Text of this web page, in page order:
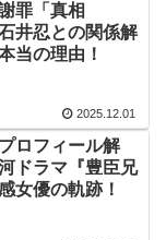
罪「真相
井忍との関係解
当の理由！
2025.12.01
ロフィール解
ドラマ『豊臣兄
女優の軌跡！